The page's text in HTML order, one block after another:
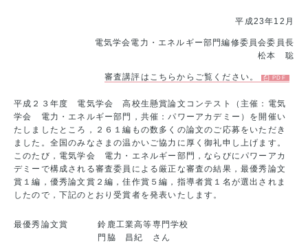
平成23年12月
電気学会電力・エネルギー部門編修委員会委員長
松本 聡
審査講評はこちらからご覧ください。
平成２３年度 電気学会 高校生懸賞論文コンテスト（主催：電気
学会 電力・エネルギー部門，共催：パワーアカデミー）を開催い
たしましたところ，２６１編もの数多くの論文のご応募をいただき
ました。全国のみなさまの温かいご協力に厚く御礼申し上げます。
このたび，電気学会 電力・エネルギー部門，ならびにパワーアカ
デミーで構成される審査委員による厳正な審査の結果，最優秀論文
賞１編，優秀論文賞２編，佳作賞５編，指導者賞１名が選出されま
したので，下記のとおり受賞者を発表いたします。
最優秀論文賞
鈴鹿工業高等専門学校
門脇 昌紀 さん